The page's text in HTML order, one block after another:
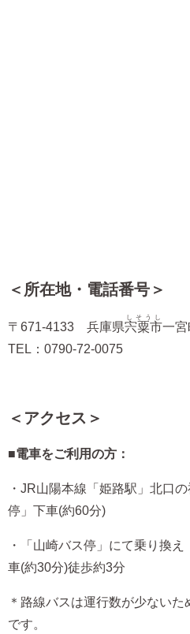
＜所在地・電話番号＞
〒671-4133 兵庫県宍粟市
しそうし
一宮
TEL：0790-72-0075
＜アクセス＞
■電車をご利用の方：
・JR山陽本線「姫路駅」北口
停」下車(約60分)
・「山崎バス停」にて乗り換
車(約30分)徒歩約3分
＊路線バスは運行数が少ない
です。